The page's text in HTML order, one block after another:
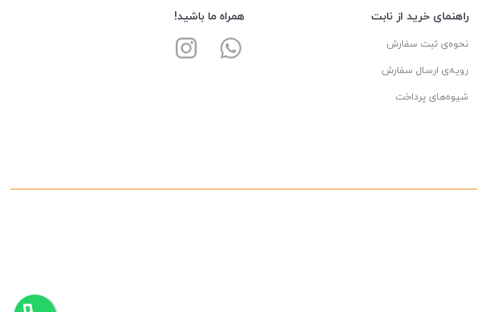
راهنمای خرید از نابت
نحوه‌ی ثبت سفارش
رویه‌ی ارسال سفارش
شیوه‌های پرداخت
همراه ما باشید!